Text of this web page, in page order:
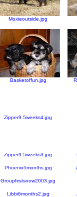
Moxieoutside.jpg
Basketoffun.jpg
Zipper9.5weeks4.jpg
Zipper9.5weeks3.jpg
Phoenix5months.jpg
Groupfirstsnow2003.jpg
Libbi6months2.jpg